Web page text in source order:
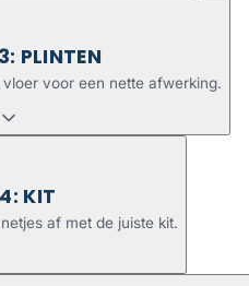
PLINTEN
voor een nette afwerking.
KIT
af met de juiste kit.